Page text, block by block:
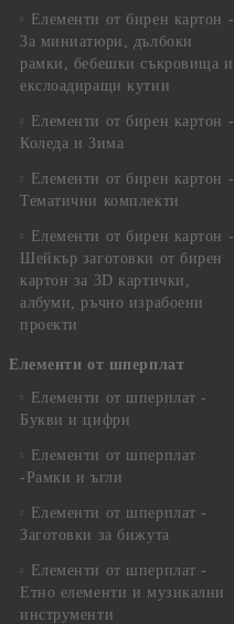
Елементи от бирен картон -
За миниатюри, дълбоки
рамки, бебешки съкровища и
екслоадиращи кутии
Елементи от бирен картон -
Коледа и Зима
Елементи от бирен картон -
Тематични комплекти
Елементи от бирен картон -
Шейкър заготовки от бирен
картон за 3D картички,
албуми, ръчно израбоени
проекти
Елементи от шперплат
Елементи от шперплат -
Букви и цифри
Елементи от шперплат
-Рамки и ъгли
Елементи от шперплат -
Заготовки за бижута
Елементи от шперплат -
Етно елементи и музикални
инструменти